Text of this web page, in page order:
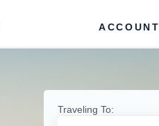
ACCOUNT
Traveling To: